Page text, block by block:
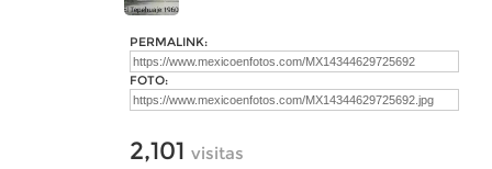
PERMALINK:
FOTO:
2,101 visitas